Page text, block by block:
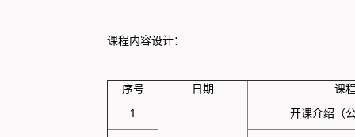
课程内容设计：
序号 日期
课
1
开课介绍（